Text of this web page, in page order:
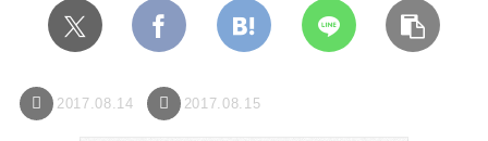
2017.08.14 2017.08.15